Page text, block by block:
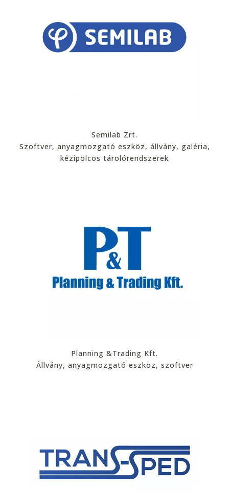
Semilab Zrt.
Szoftver, anyagmozgató eszköz, állvány, galéria,
kézipolcos tárolórendszerek
Planning &Trading Kft.
Állvány, anyagmozgató eszköz, szoftver